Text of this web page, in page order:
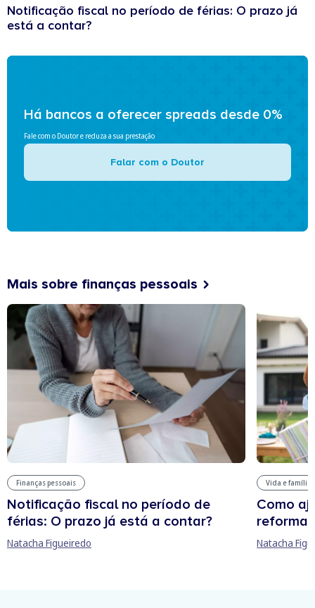
Notificação fiscal no período de férias: O prazo já
está a contar?
Há bancos a oferecer spreads desde 0%
Fale com o Doutor e reduza a sua prestação
Falar com o Doutor
Mais sobre finanças pessoais
Finanças pessoais
Notificação fiscal no período de
férias: O prazo já está a contar?
Natacha Figueiredo
Vida e família
Como
reforma
Natacha